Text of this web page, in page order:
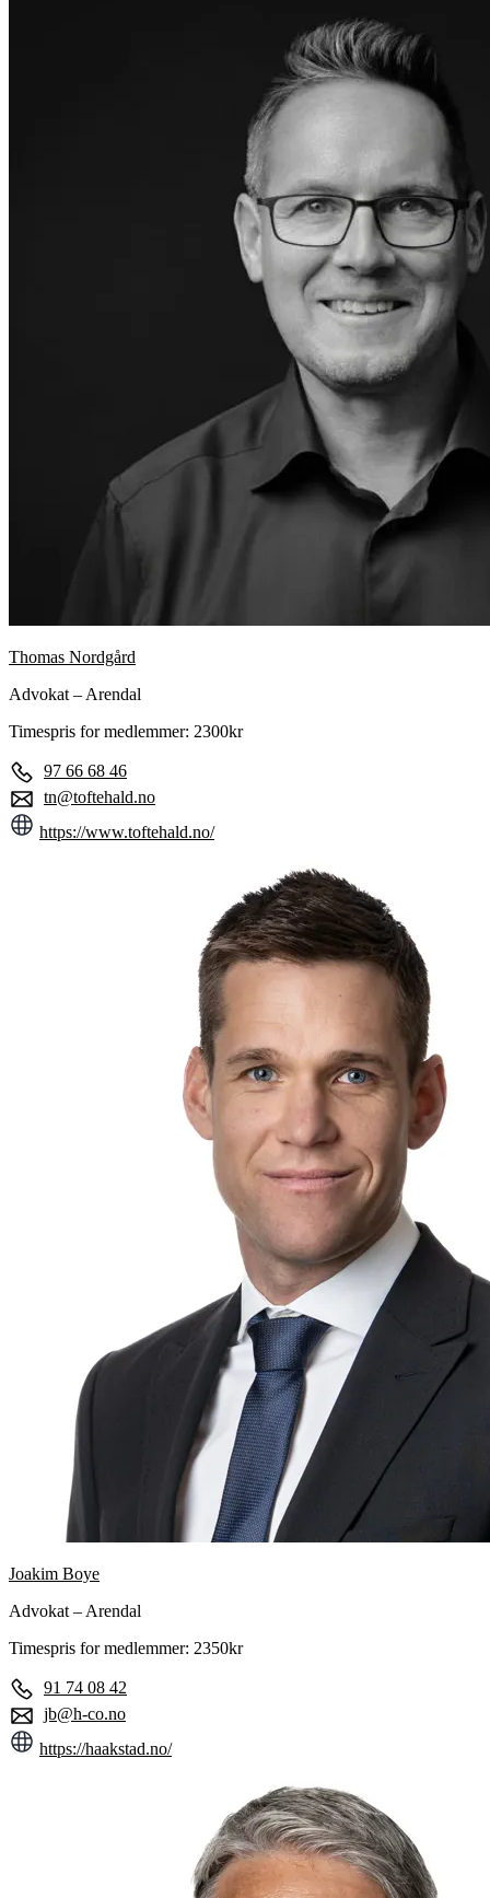
Thomas Nordgård
Advokat – Arendal
Timespris for medlemmer: 2300kr
97 66 68 46
tn@toftehald.no
https://www.toftehald.no/
Joakim Boye
Advokat – Arendal
Timespris for medlemmer: 2350kr
91 74 08 42
jb@h-co.no
https://haakstad.no/